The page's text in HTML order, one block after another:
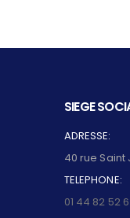
SIEGE
ADRESSE:
40 rue Saint
TELEPHONE:
01 44 82 52